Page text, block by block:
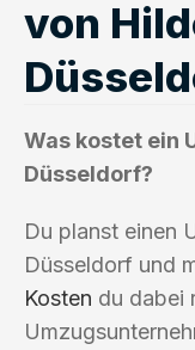
von
Was kostet ein
Düsseldorf?
Du planst einen
Düsseldorf und
Kosten du dabei